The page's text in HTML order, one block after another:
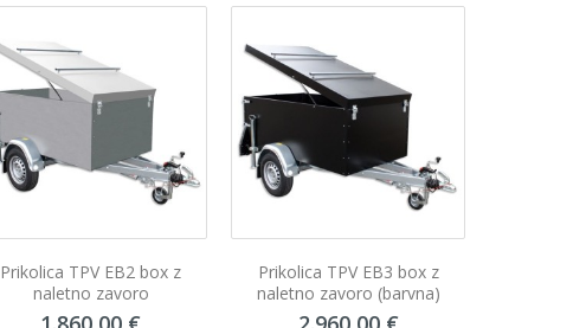
Prikolica TPV EB2 box z
naletno zavoro
Prikolica TPV EB3 box z
naletno zavoro (barvna)